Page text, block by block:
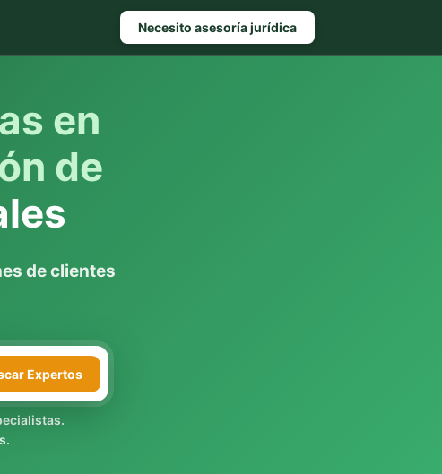
Necesito asesoría jurídica
en
de
de clientes
Expertos